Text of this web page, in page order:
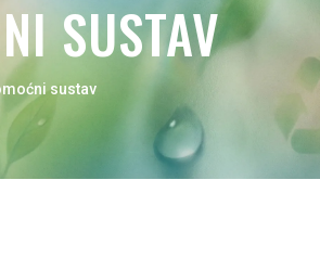
SUSTAV
sustav